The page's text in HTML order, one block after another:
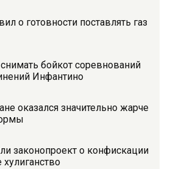
о готовности поставлять газ
бойкот соревнований
Инфантино
оказался значительно жарче
законопроект о конфискации